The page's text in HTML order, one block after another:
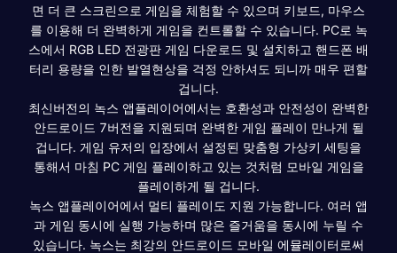
면 더 큰 스크린으로 게임을 체험할 수 있으며 키보드, 마우스
를 이용해 더 완벽하게 게임을 컨트롤할 수 있습니다. PC로 녹
스에서 RGB LED 전광판 게임 다운로드 및 설치하고 핸드폰 배
터리 용량을 인한 발열현상을 걱정 안하셔도 되니까 매우 편할
겁니다.
최신버전의 녹스 앱플레이어에서는 호환성과 안전성이 완벽한
안드로이드 7버전을 지원되며 완벽한 게임 플레이 만나게 될
겁니다. 게임 유저의 입장에서 설정된 맞춤형 가상키 세팅을
통해서 마침 PC 게임 플레이하고 있는 것처럼 모바일 게임을
플레이하게 될 겁니다.
녹스 앱플레이어에서 멀티 플레이도 지원 가능합니다. 여러 앱
과 게임 동시에 실행 가능하며 많은 즐거움을 동시에 누릴 수
있습니다. 녹스는 최강의 안드로이드 모바일 에뮬레이터로써